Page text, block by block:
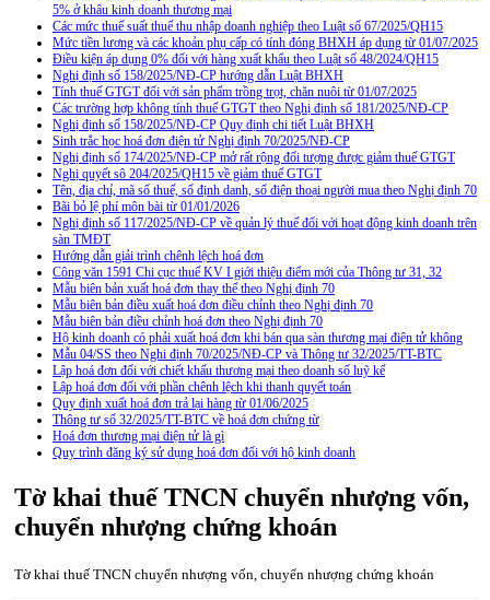
5% ở khâu kinh doanh thương mại
Các mức thuế suất thuế thu nhập doanh nghiệp theo Luật số 67/2025/QH15
Mức tiền lương và các khoản phụ cấp có tính đóng BHXH áp dụng từ 01/07/2025
Điều kiện áp dụng 0% đối với hàng xuất khẩu theo Luật số 48/2024/QH15
Nghị định số 158/2025/NĐ-CP hướng dẫn Luật BHXH
Tính thuế GTGT đối với sản phẩm trồng trọt, chăn nuôi từ 01/07/2025
Các trường hợp không tính thuế GTGT theo Nghị định số 181/2025/NĐ-CP
Nghị định số 158/2025/NĐ-CP Quy định chi tiết Luật BHXH
Sinh trắc học hoá đơn điện tử Nghị định 70/2025/NĐ-CP
Nghị định số 174/2025/NĐ-CP mở rất rộng đối tượng được giảm thuế GTGT
Nghị quyết sô 204/2025/QH15 về giảm thuế GTGT
Tên, địa chỉ, mã số thuế, số định danh, số điện thoại người mua theo Nghị định 70
Bãi bỏ lệ phí môn bài từ 01/01/2026
Nghị định số 117/2025/NĐ-CP về quản lý thuế đối với hoạt động kinh doanh trên
sàn TMĐT
Hướng dẫn giải trình chênh lệch hoá đơn
Công văn 1591 Chi cục thuế KV I giới thiệu điểm mới của Thông tư 31, 32
Mẫu biên bản xuất hoá đơn thay thế theo Nghị định 70
Mẫu biên bản điều xuất hoá đơn điều chỉnh theo Nghị định 70
Mẫu biên bản điều chỉnh hoá đơn theo Nghị định 70
Hộ kinh doanh có phải xuất hoá đơn khi bán qua sàn thương mại điện tử không
Mẫu 04/SS theo Nghi định 70/2025/NĐ-CP và Thông tư 32/2025/TT-BTC
Lập hoá đơn đối với chiết khấu thương mại theo doanh số luỹ kế
Lập hoá đơn đối với phần chênh lệch khi thanh quyết toán
Quy định xuất hoá đơn trả lại hàng từ 01/06/2025
Thông tư số 32/2025/TT-BTC về hoá đơn chứng từ
Hoá đơn thương mại điện tử là gì
Quy trình đăng ký sử dụng hoá đơn đối với hộ kinh doanh
Tờ khai thuế TNCN chuyển nhượng vốn,
chuyển nhượng chứng khoán
Tờ khai thuế TNCN chuyển nhượng vốn, chuyển nhượng chứng khoán